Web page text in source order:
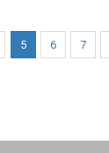
5 6 7